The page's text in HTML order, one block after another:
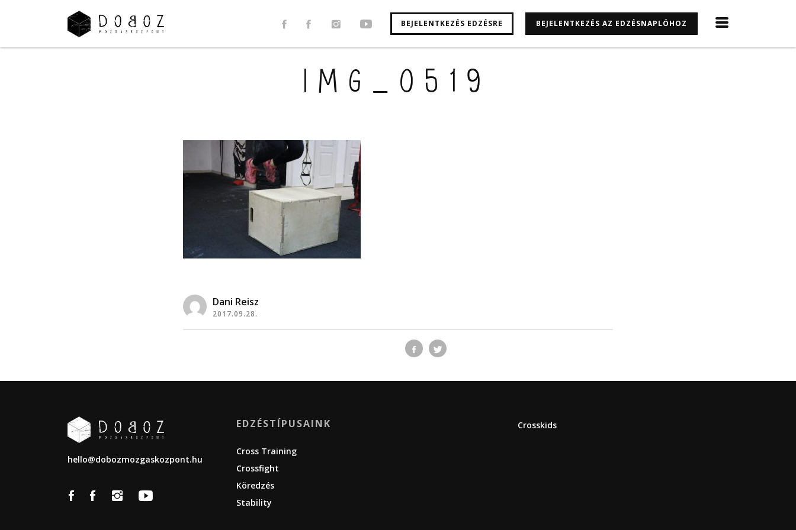
BEJELENTKEZÉS EDZÉSRE BEJELENTKEZÉS AZ EDZÉSNAPLÓHOZ
IMG_0519
Dani Reisz
2017.09.28.
hello@dobozmozgaskozpont.hu
EDZÉSTÍPUSAINK
Cross Training
Crossfight
Köredzés
Stability
Crosskids